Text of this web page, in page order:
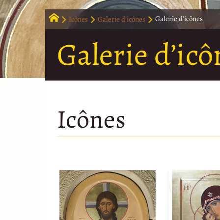
Icônes Galerie d’icônes Galerie d’icônes
Galerie
Icônes